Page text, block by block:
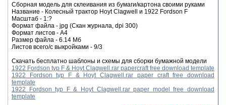
Сборная модель для склеивания из бумаги/картона своими руками
Название - Колесный трактор Hoyt Clagwell и 1922 Fordson F
Масштаб - 1:?
Формат файла - jpg (Скан журнала, dpi 300)
Формат листов - A4
Размер файла - 6.14 Мб
Листов всего/с выкройками - 9/3
Скачать бесплатно шаблоны и схемы для сборки бумажной модели
1922 Fordson typ F & Hoyt Clagwell.rar papercraft free download template
1922 Fordson typ F & Hoyt Clagwell.rar paper craft free download
template
1922 Fordson typ F & Hoyt Clagwell.rar paper model free download
template